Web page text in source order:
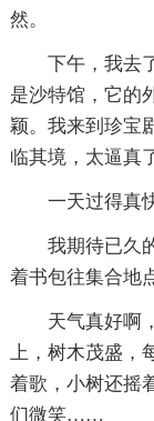
然。
下午，我去
是沙特馆，它的
颖。我来到珍宝
临其境，太逼真
一天过得真
我期待已久
着书包往集合地
天气真好啊
上，树木茂盛
着歌，小树还摇
们微笑……